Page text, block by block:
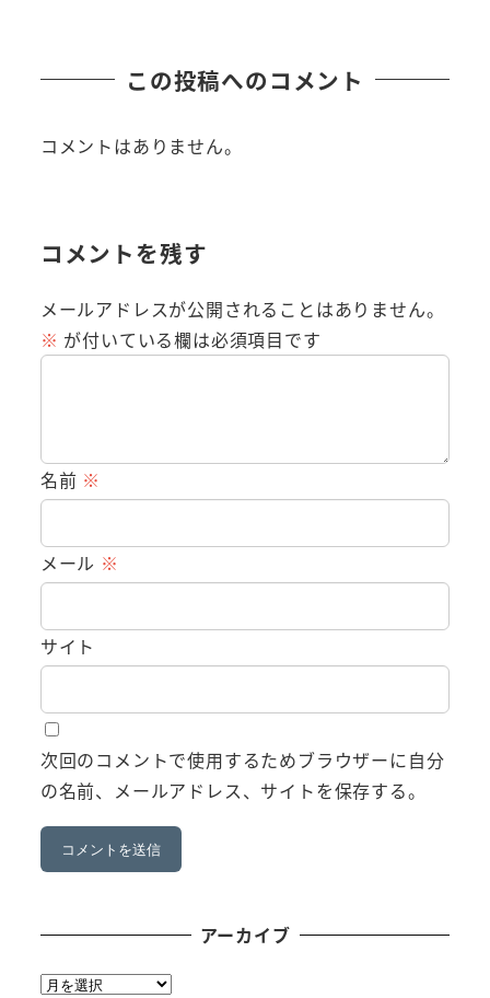
この投稿へのコメント
コメントはありません。
コメントを残す
メールアドレスが公開されることはありません。
※ が付いている欄は必須項目です
名前 ※
メール ※
サイト
次回のコメントで使用するためブラウザーに自分
の名前、メールアドレス、サイトを保存する。
アーカイブ
ア